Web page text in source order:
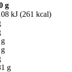
g
kJ (261 kcal)
g